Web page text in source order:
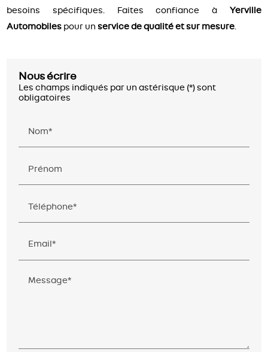
besoins spécifiques. Faites confiance à Yerville
Automobiles pour unservice de qualité et sur mesure
Nous écrire
Les champs indiqués par un astérisque (*) sont
obligatoires
Nom*
Prénom
Téléphone*
Email*
Message*